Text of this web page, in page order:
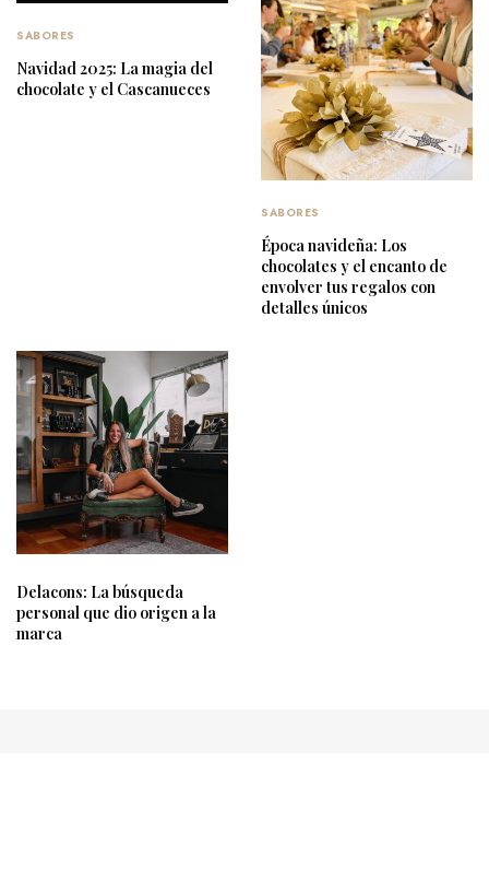
SABORES
Navidad 2025: La magia del
chocolate y el Cascanueces
SABORES
Época navideña: Los
chocolates y el encanto de
envolver tus regalos con
detalles únicos
Delacons: La búsqueda
personal que dio origen a la
marca